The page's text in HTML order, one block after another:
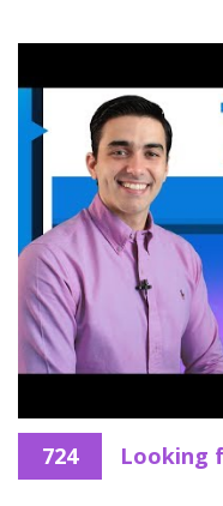
724 Looking